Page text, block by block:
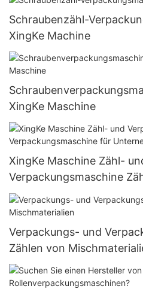
Schraubenzähl-
XingKe Machine
XingKe Maschine
XingKe Maschine Zähl-
Verpackungsmaschine
Verpackungsmaschine
Verpackungs- und
Zählen von